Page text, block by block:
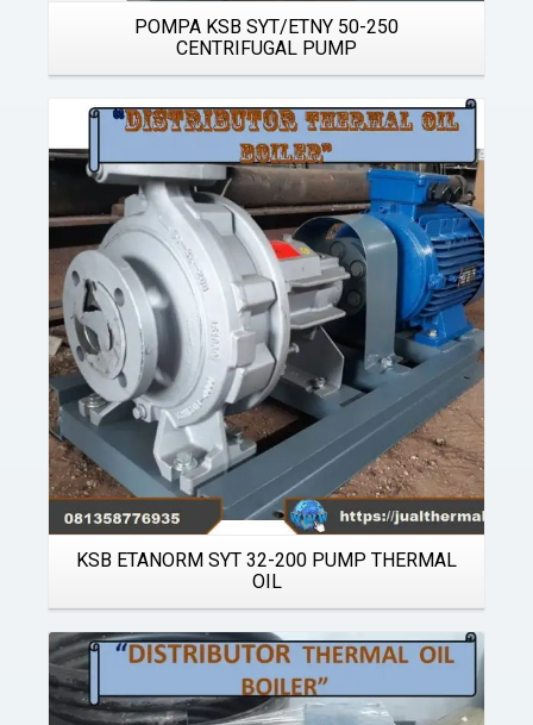
POMPA KSB SYT/ETNY 50-250
CENTRIFUGAL PUMP
Details
KSB ETANORM SYT 32-200 PUMP THERMAL
OIL